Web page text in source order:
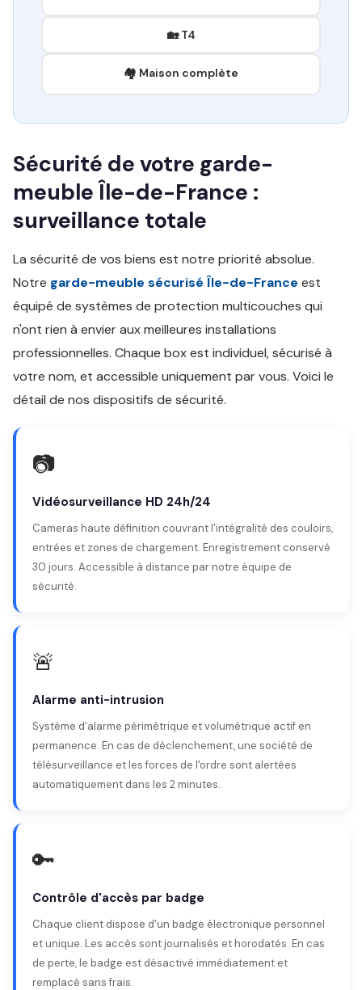
🏡 T4
🏘️ Maison complète
Sécurité de votre garde-
meuble Île-de-France :
surveillance totale
La sécurité de vos biens est notre priorité absolue.
Notre garde-meuble sécurisé Île-de-France est
équipé de systèmes de protection multicouches qui
n'ont rien à envier aux meilleures installations
professionnelles. Chaque box est individuel, sécurisé à
votre nom, et accessible uniquement par vous. Voici le
détail de nos dispositifs de sécurité.
📷
Vidéosurveillance HD 24h/24
Cameras haute définition couvrant l'intégralité des couloirs,
entrées et zones de chargement. Enregistrement conservé
30 jours. Accessible à distance par notre équipe de
sécurité.
🚨
Alarme anti-intrusion
Système d'alarme périmétrique et volumétrique actif en
permanence. En cas de déclenchement, une société de
télésurveillance et les forces de l'ordre sont alertées
automatiquement dans les 2 minutes.
🔑
Contrôle d'accès par badge
Chaque client dispose d'un badge électronique personnel
et unique. Les accès sont journalisés et horodatés. En cas
de perte, le badge est désactivé immédiatement et
remplacé sans frais.